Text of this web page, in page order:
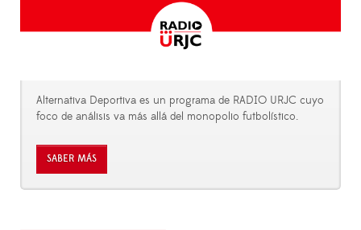
Alternativa Deportiva es un programa de RADIO URJC cuyo
foco de análisis va más allá del monopolio futbolístico.
SABER MÁS